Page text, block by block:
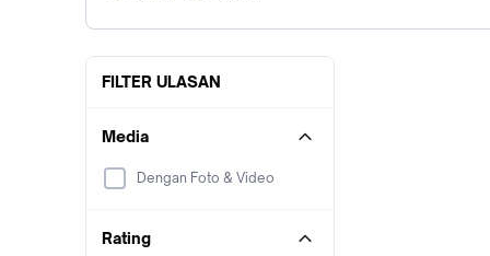
FILTER ULASAN
Media
Dengan Foto & Video
Rating